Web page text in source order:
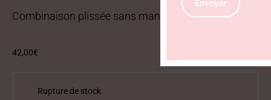
Combinaison plissée sans manche noire
42,00€